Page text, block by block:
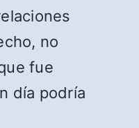
no
fue
día podría